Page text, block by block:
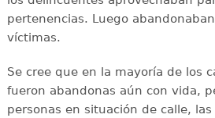
pertenencias. Luego
víctimas.
Se cree que en la mayoría de los
fueron abandonas aún con vida,
personas en situación de calle,